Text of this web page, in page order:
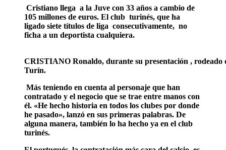
Cristiano llega a la Juve con 33 años a cambio de
105 millones de euros. El club turinés, que ha
ligado siete títulos de liga consecutivamente, no
ficha a un deportista cualquiera.
CRISTIANO Ronaldo, durante su presentación , rodeado
Turín.
Más teniendo en cuenta al personaje que han
contratado y el negocio que se trae entre manos con
él. «He hecho historia en todos los clubes por donde
he pasado», lanzó en sus primeras palabras. De
alguna manera, también lo ha hecho ya en el club
turinés.